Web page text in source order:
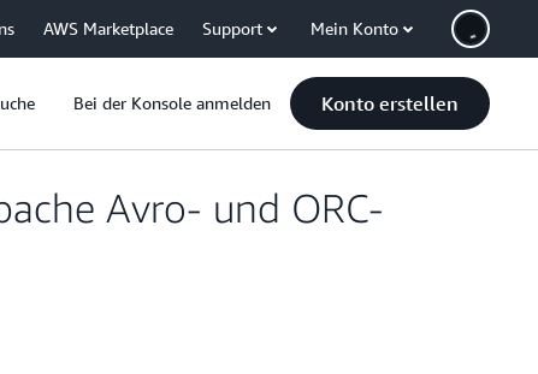
AWS Marketplace Support Mein Konto
Bei der Konsole anmelden Konto erstellen
Avro- und ORC-